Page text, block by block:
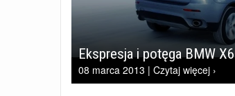
Ekspresja i potęga BMW X6
08 marca 2013 | Czytaj więcej ›